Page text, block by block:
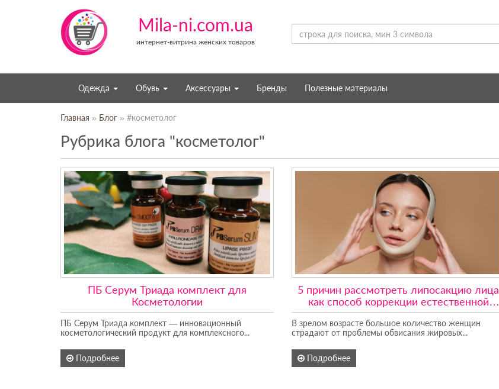
Mila-ni.com.ua
интернет-витрина женских товаров
Одежда Обувь Аксессуары Бренды Полезные материалы
Главная » Блог » #косметолог
Рубрика блога "косметолог"
ПБ Серум Триада комплект для
Косметологии
ПБ Серум Триада комплект — инновационный
косметологический продукт для комплексного...
Подробнее
5 причин рассмотреть липосакцию лица
как способ коррекции естественной
красоты
В зрелом возрасте большое количество женщин
страдают от проблемы обвисания жировых...
Подробнее